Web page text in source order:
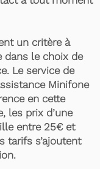
un critère à
dans le choix de
Le service de
Minifone
en cette
les prix d’une
entre 25€ et
tarifs s’ajoutent